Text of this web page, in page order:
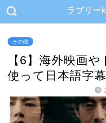
ラブリー
その他
【6】海外映画
使って日本語字